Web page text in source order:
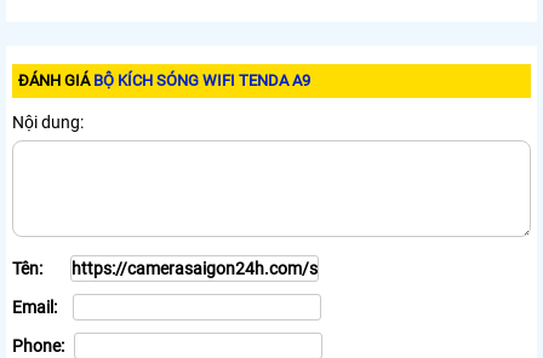
ĐÁNH GIÁ BỘ KÍCH SÓNG WIFI TENDA A9
Nội dung:
Tên:
Email:
Phone: